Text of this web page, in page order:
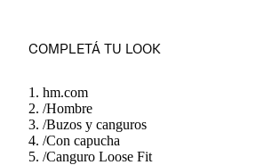
COMPLETÁ TU LOOK
hm.com
/Hombre
/Buzos y canguros
/Con capucha
/Canguro Loose Fit